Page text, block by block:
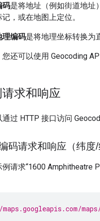
码是将地址（例如街道地址
，或在地图上定位。
理编码是将地理坐标转换为
您还可以使用 Geocoding
求和响应
通过 HTTP 接口访问
码请求和响应（纬度/
例请求“1600 Amphitheatre